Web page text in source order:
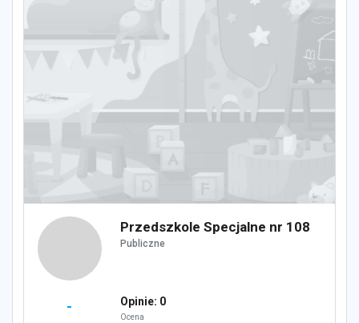
Przedszkole Specjalne nr 108
Publiczne
- Opinie: 0
Ocena